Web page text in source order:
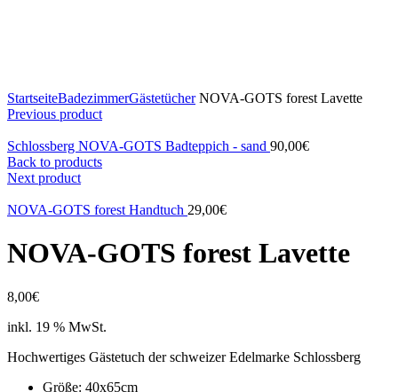
StartseiteBadezimmerGästetücherNOVA-GOTS forest Lavette
Previous product
Schlossberg NOVA-GOTS Badteppich - sand 90,00€
Back to products
Next product
NOVA-GOTS forest Handtuch 29,00€
NOVA-GOTS forest Lavette
8,00€
inkl. 19 % MwSt.
Hochwertiges Gästetuch der schweizer Edelmarke Schlossberg
Größe: 40x65cm